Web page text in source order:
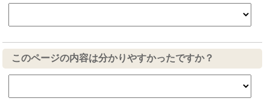
このページの内容は分かりやすかったですか？